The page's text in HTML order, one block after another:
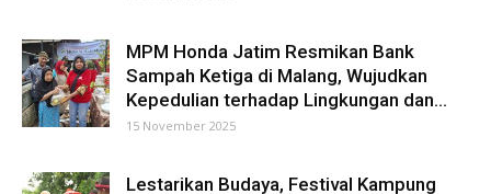
MPM Honda Jatim Resmikan Bank
Sampah Ketiga di Malang, Wujudkan
Kepedulian terhadap Lingkungan dan...
15 November 2025
Lestarikan Budaya, Festival Kampung